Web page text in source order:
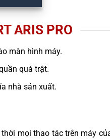
ARIS PRO
màn hình máy.
quá trật.
nhà sản xuất.
mọi thao tác trên máy